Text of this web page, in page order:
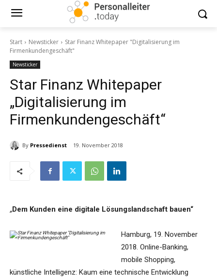
Start Newsticker
Star Finanz Whitepaper "Digitalisierung im
Firmenkundengeschäft"
Newsticker
Star Finanz Whitepaper
„Digitalisierung im
Firmenkundengeschäft“
By Pressedienst 19. November 2018
„Dem Kunden eine digitale Lösungslandschaft bauen“
Hamburg, 19. November
2018. Online-Banking,
mobile Shopping,
künstliche Intelligenz: Kaum eine technische Entwicklung